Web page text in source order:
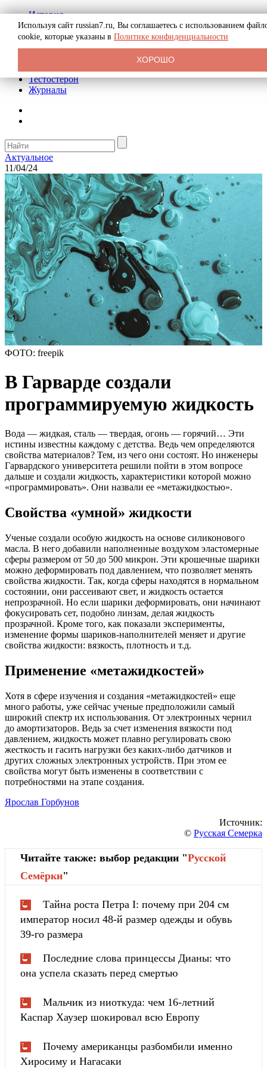
История
Биография
Криминал
Реклама на сайте
Тестостерон
Журналы
Актуальное
11/04/24
ФОТО: freepik
В Гарварде создали
программируемую жидкость
Вода — жидкая, сталь — твердая, огонь — горячий… Эти
истины известны каждому с детства. Ведь чем определяются
свойства материалов? Тем, из чего они состоят. Но инженеры
Гарвардского университета решили пойти в этом вопросе
дальше и создали жидкость, характеристики которой можно
«программировать». Они назвали ее «метажидкостью».
Свойства «умной» жидкости
Ученые создали особую жидкость на основе силиконового
масла. В него добавили наполненные воздухом эластомерные
сферы размером от 50 до 500 микрон. Эти крошечные шарики
можно деформировать под давлением, что позволяет менять
свойства жидкости. Так, когда сферы находятся в нормальном
состоянии, они рассеивают свет, и жидкость остается
непрозрачной. Но если шарики деформировать, они начинают
фокусировать сет, подобно линзам, делая жидкость
прозрачной. Кроме того, как показали эксперименты,
изменение формы шариков-наполнителей меняет и другие
свойства жидкости: вязкость, плотность и т.д.
Применение «метажидкостей»
Хотя в сфере изучения и создания «метажидкостей» еще
много работы, уже сейчас ученые предположили самый
широкий спектр их использования. От электронных чернил
до амортизаторов. Ведь за счет изменения вязкости под
давлением, жидкость может плавно регулировать свою
жесткость и гасить нагрузки без каких-либо датчиков и
других сложных электронных устройств. При этом ее
свойства могут быть изменены в соответствии с
потребностями на этапе создания.
Ярослав Горбунов
Источник:
© Русская Семерка
Читайте также: выбор редакции "Русской
Cемёрки"
Тайна роста Петра I: почему при 204 см
император носил 48-й размер одежды и обувь
39-го размера
Последние слова принцессы Дианы: что
она успела сказать перед смертью
Мальчик из ниоткуда: чем 16-летний
Каспар Хаузер шокировал всю Европу
Почему американцы разбомбили именно
Хиросиму и Нагасаки
Используя сайт russian7.ru, Вы соглашаетесь с использованием
cookie, которые указаны в Политике конфиденциальности
ХОРОШО